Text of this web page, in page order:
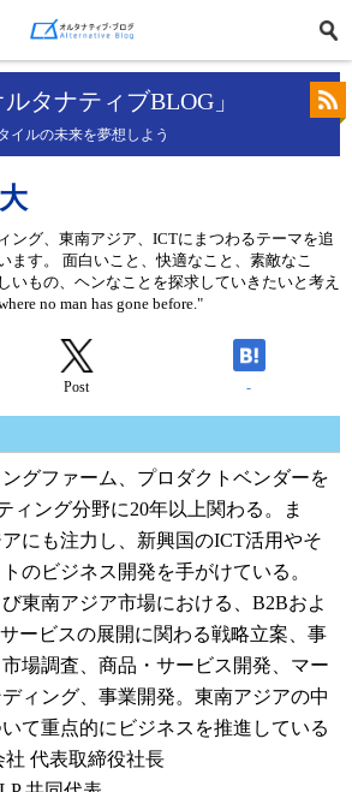
ルタナティブBLOG」
イルの未来を夢想しよう
ング、東南アジア、ICTにまつわるテーマを追
ます。 面白いこと、快適なこと、素敵なこ
いもの、ヘンなことを探求していきたいと考え
no man has gone before."
Post -
グファーム、プロダクトベンダーを
ィング分野に20年以上関わる。ま
にも注力し、新興国のICT活用やそ
のビジネス開発を手がけている。
東南アジア市場における、B2Bおよ
ービスの展開に関わる戦略立案、事
場調査、商品・サービス開発、マー
ィング、事業開発。東南アジアの中
て重点的にビジネスを推進している
社 代表取締役社長